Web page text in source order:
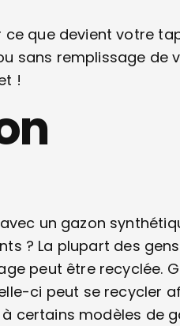
ce que devient votre
sans remplissage de
!
un gazon
? La plupart des
peut être recyclée.
ci peut se recycler
certains modèles de